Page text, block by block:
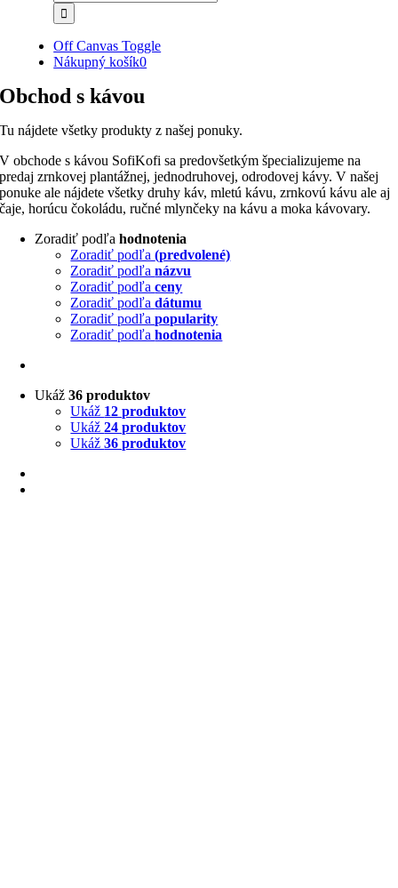
Off Canvas Toggle
Nákupný košík0
Obchod s kávou
Tu nájdete všetky produkty z našej ponuky.
V obchode s kávou SofiKofi sa predovšetkým špecializujeme na
predaj zrnkovej plantážnej, jednodruhovej, odrodovej kávy. V našej
ponuke ale nájdete všetky druhy káv, mletú kávu, zrnkovú kávu ale aj
čaje, horúcu čokoládu, ručné mlynčeky na kávu a moka kávovary.
Zoradiť podľahodnotenia
Zoradiť podľa(predvolené)
Zoradiť podľanázvu
Zoradiť podľaceny
Zoradiť podľadátumu
Zoradiť podľapopularity
Zoradiť podľahodnotenia
Ukáž36 produktov
Ukáž 12 produktov
Ukáž24 produktov
Ukáž36 produktov